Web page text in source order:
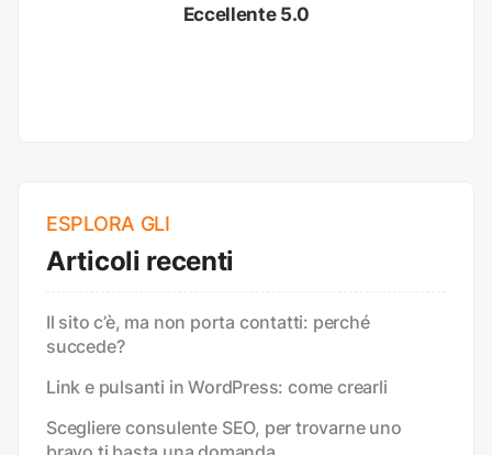
Eccellente 5.0
ESPLORA GLI
Articoli recenti
Il sito c’è, ma non porta contatti: perché
succede?
Link e pulsanti in WordPress: come crearli
Scegliere consulente SEO, per trovarne uno